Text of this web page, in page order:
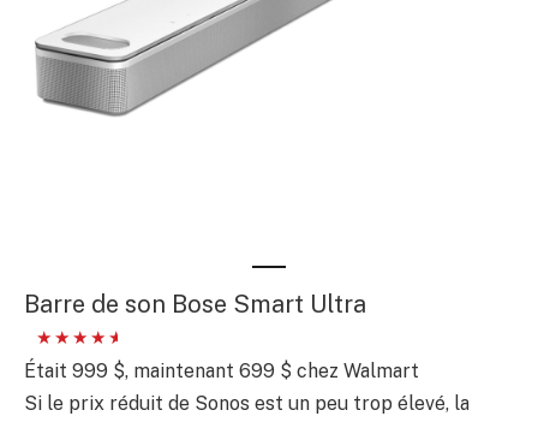
Barre de son Bose Smart Ultra
Était 999 $, maintenant 699 $ chez Walmart
Si le prix réduit de Sonos est un peu trop élevé, la